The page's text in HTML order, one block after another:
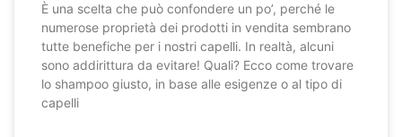
È una scelta che può confondere un po’, perché le
numerose proprietà dei prodotti in vendita sembrano
tutte benefiche per i nostri capelli. In realtà, alcuni
sono addirittura da evitare! Quali? Ecco come trovare
lo shampoo giusto, in base alle esigenze o al tipo di
capelli